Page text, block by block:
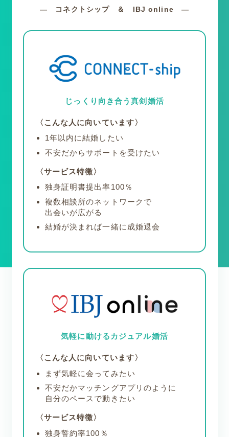
― コネクトシップ ＆ IBJ online ―
じっくり向き合う真剣婚活
〈こんな人に向いています〉
1年以内に結婚したい
不安だからサポートを受けたい
〈サービス特徴〉
独身証明書提出率100％
複数相談所のネットワークで
出会いが広がる
結婚が決まれば一緒に成婚退会
気軽に動ける カジュアル婚活
〈こんな人に向いています〉
まず気軽に会ってみたい
不安だかマッチングアプリのように
自分のペースで動きたい
〈サービス特徴〉
独身誓約率100％